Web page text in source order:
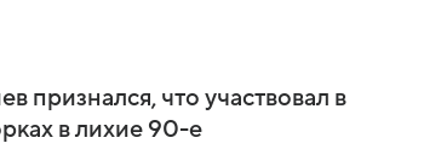
признался, что участвовал в
в лихие 90-е